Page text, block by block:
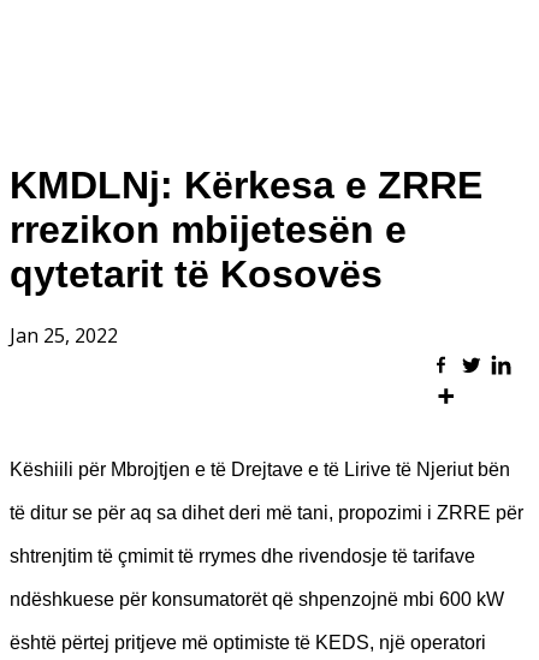
KMDLNj: Kërkesa e ZRRE
rrezikon mbijetesën e
qytetarit të Kosovës
Jan 25, 2022
Këshiili për Mbrojtjen e të Drejtave e të Lirive të Njeriut bën
të ditur se për aq sa dihet deri më tani, propozimi i ZRRE për
shtrenjtim të çmimit të rrymes dhe rivendosje të tarifave
ndëshkuese për konsumatorët që shpenzojnë mbi 600 kW
është përtej pritjeve më optimiste të KEDS, një operatori